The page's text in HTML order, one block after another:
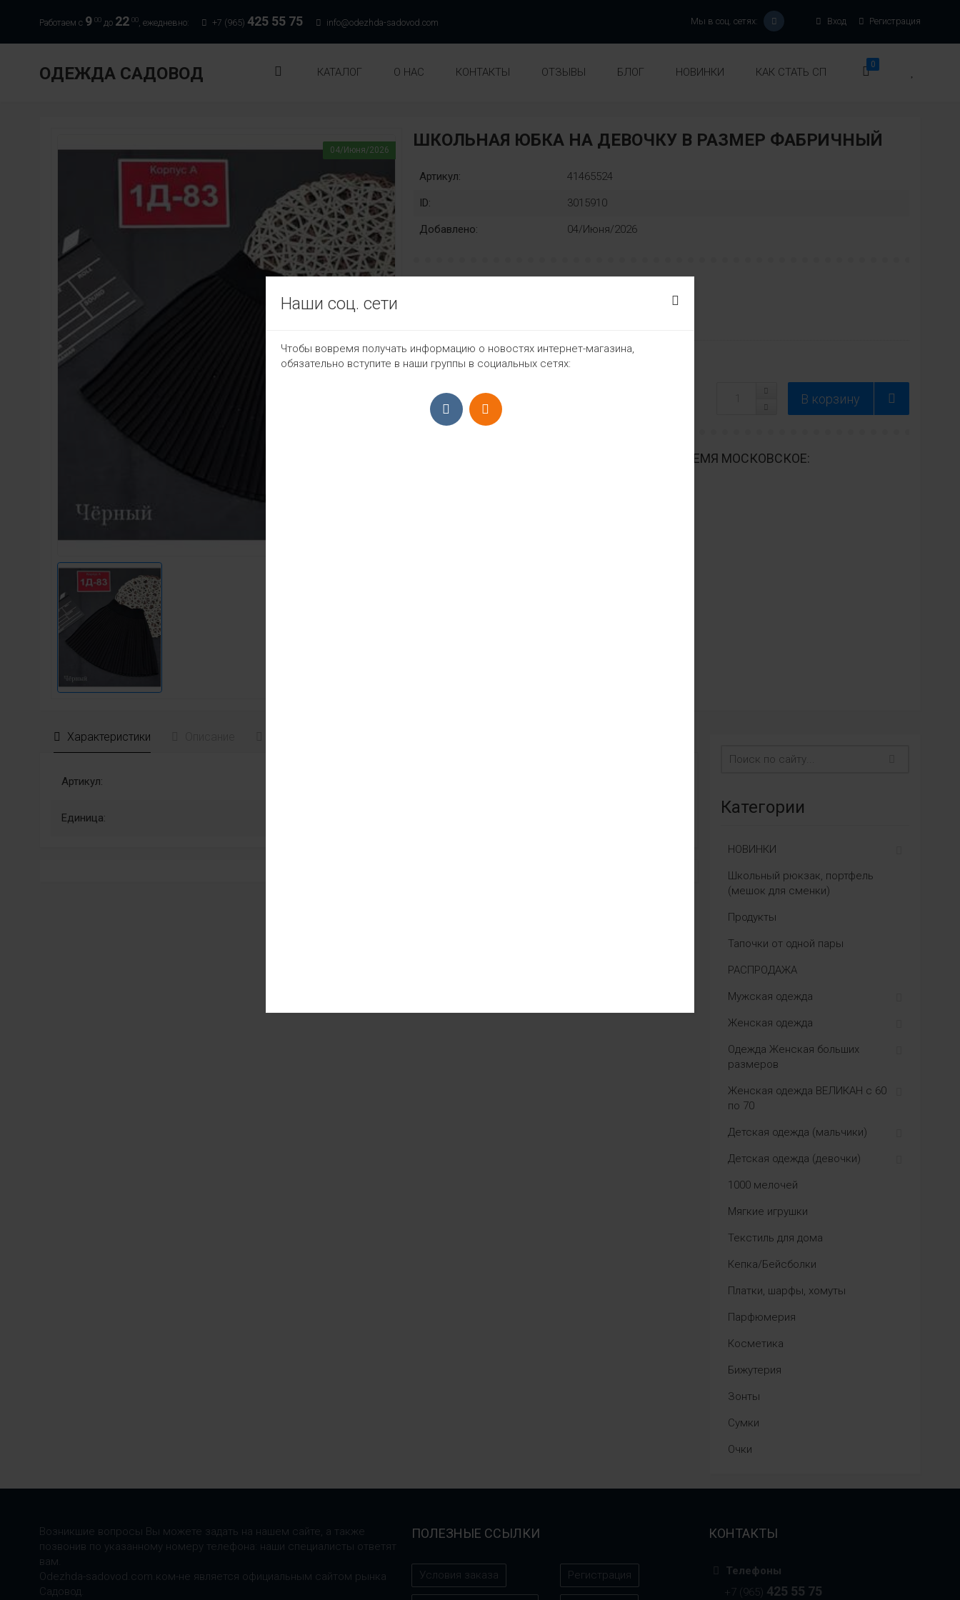
Работаем с 9 00 до 22 00, ежедневно: +7 (965) 425 55 75 info@odezhda-sadovod.com Вход Регистрация
Мы в соц. сетях:
ОДЕЖДА САДОВОД КАТАЛОГ О НАС КОНТАКТЫ ОТЗЫВЫ БЛОГ НОВИНКИ КАК СТАТЬ СП
0
04/Июня/2026 ШКОЛЬНАЯ ЮБКА НА ДЕВОЧКУ В РАЗМЕР ФАБРИЧНЫЙ
Артикул: 41465524
ID: 3015910
Добавлено: 04/Июня/2026
Модель
598₽
ПРИЁМ ЗАКАЗОВ С 9:00-22:00, ЕЖЕДНЕВНО ВРЕМЯ МОСКОВСКОЕ:
Характеристики
Артикул:
Единица:
Категории
НОВИНКИ
Школьный рюкзак, портфель
(мешок для сменки)
Продукты
Тапочки от одной пары
РАСПРОДАЖА
Мужская одежда
Женская одежда
Одежда Женская больших
размеров
Женская одежда ВЕЛИКАН с 60
по 70
Детская одежда (мальчики)
Детская одежда (девочки)
1000 мелочей
Мягкие игрушки
Текстиль для дома
Кепка/Бейсболки
Платки, шарфы, хомуты
Парфюмерия
Косметика
Бижутерия
Зонты
Сумки
Очки
Возникшие вопросы Вы можете задать на нашем сайте, а также
позвонив по указанному номеру телефона: наши специалисты ответят
вам.
Odezhda-sadovod.com.ком-не является официальным сайтом рынка
Садовод.
ПОЛЕЗНЫЕ ССЫЛКИ
Условия заказа Регистрация
КОНТАКТЫ
Телефоны
+7 (965) 425 55 75
Наши соц. сети
Чтобы вовремя получать информацию о новостях интернет-магазина,
обязательно вступите в наши группы в социальных сетях: